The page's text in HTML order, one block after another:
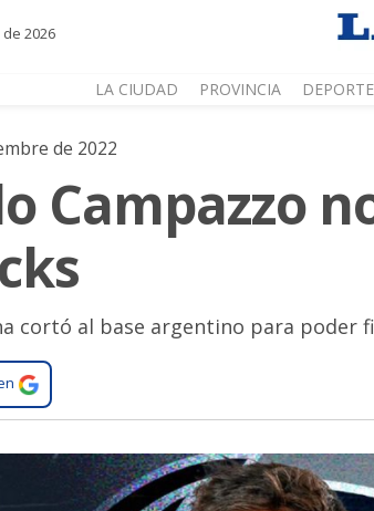
de 2026
LA CIUDAD PROVINCIA
de 2022
Campazzo
cortó al base argentino para poder